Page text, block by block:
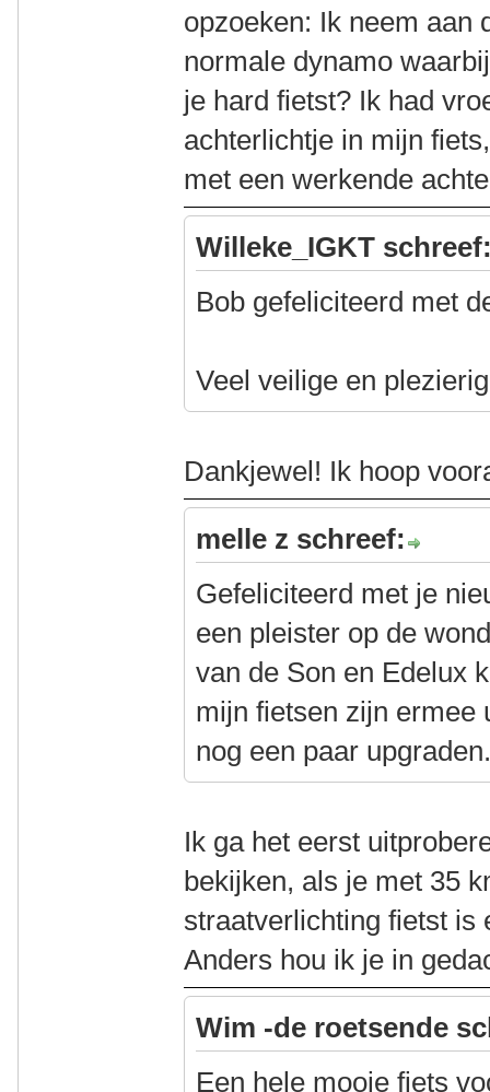
opzoeken: Ik neem aan
normale dynamo
je hard fietst? Ik had
achterlichtje in mijn
met een werkende
Willeke_IGKT
Bob gefeliciteerd met
Veel veilige en
Dankjewel! Ik hoop
melle z schreef:
Gefeliciteerd met je
een pleister op de
van de Son en Edelux
mijn fietsen zijn ermee
nog een paar
Ik ga het eerst
bekijken, als je met 35
straatverlichting fietst is
Anders hou ik je in
Wim -de roetsende
Een hele mooie fiets